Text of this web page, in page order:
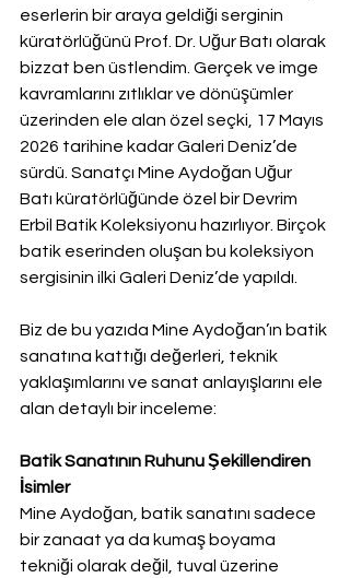
eserlerin bir araya geldiği serginin
küratörlüğünü Prof. Dr. Uğur Batı olarak
bizzat ben üstlendim. Gerçek ve imge
kavramlarını zıtlıklar ve dönüşümler
üzerinden ele alan özel seçki, 17 Mayıs
2026 tarihine kadar Galeri Deniz’de
sürdü. Sanatçı Mine Aydoğan Uğur
Batı küratörlüğünde özel bir Devrim
Erbil Batik Koleksiyonu hazırlıyor. Birçok
batik eserinden oluşan bu koleksiyon
sergisinin ilki Galeri Deniz’de yapıldı.
Biz de bu yazıda Mine Aydoğan’ın batik
sanatına kattığı değerleri, teknik
yaklaşımlarını ve sanat anlayışlarını ele
alan detaylı bir inceleme:
Batik Sanatının Ruhunu Şekillendiren
İsimler
Mine Aydoğan, batik sanatını sadece
bir zanaat ya da kumaş boyama
tekniği olarak değil, tuval üzerine